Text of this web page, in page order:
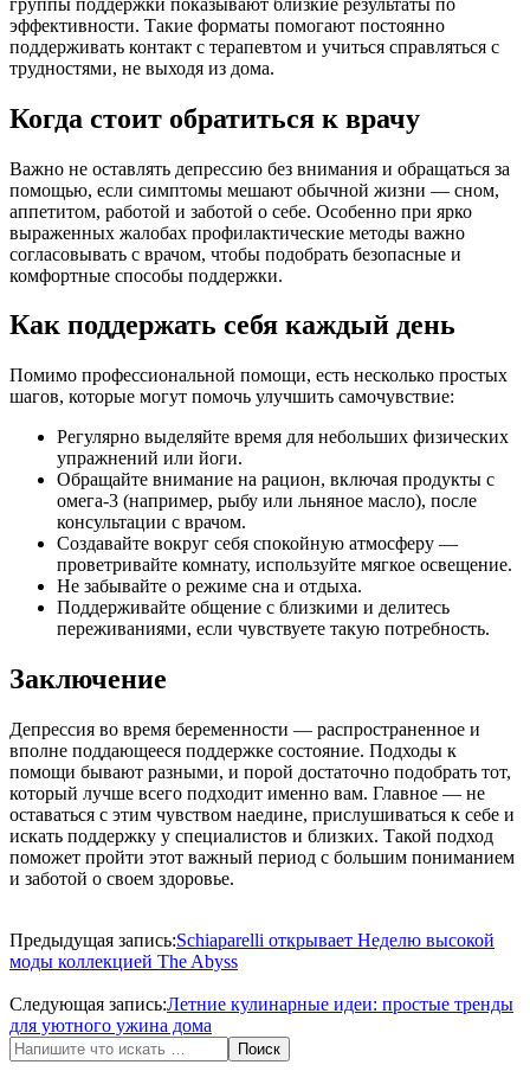
эффективности. Такие форматы помогают постоянно
поддерживать контакт с терапевтом и учиться справляться с
трудностями, не выходя из дома.
Когда стоит обратиться к врачу
Важно не оставлять депрессию без внимания и обращаться за
помощью, если симптомы мешают обычной жизни — сном,
аппетитом, работой и заботой о себе. Особенно при ярко
выраженных жалобах профилактические методы важно
согласовывать с врачом, чтобы подобрать безопасные и
комфортные способы поддержки.
Как поддержать себя каждый день
Помимо профессиональной помощи, есть несколько простых
шагов, которые могут помочь улучшить самочувствие:
Регулярно выделяйте время для небольших физических
упражнений или йоги.
Обращайте внимание на рацион, включая продукты с
омега-3 (например, рыбу или льняное масло), после
консультации с врачом.
Создавайте вокруг себя спокойную атмосферу —
проветривайте комнату, используйте мягкое освещение.
Не забывайте о режиме сна и отдыха.
Поддерживайте общение с близкими и делитесь
переживаниями, если чувствуете такую потребность.
Заключение
Депрессия во время беременности — распространенное и
вполне поддающееся поддержке состояние. Подходы к
помощи бывают разными, и порой достаточно подобрать тот,
который лучше всего подходит именно вам. Главное — не
оставаться с этим чувством наедине, прислушиваться к себе и
искать поддержку у специалистов и близких. Такой подход
поможет пройти этот важный период с большим пониманием
и заботой о своем здоровье.
07-
06
Предыдущая запись:Schiaparelli открывает Неделю высокой
моды коллекцией The Abyss
Следующая запись:Летние кулинарные идеи: простые тренды
для уютного ужина дома
Поиск